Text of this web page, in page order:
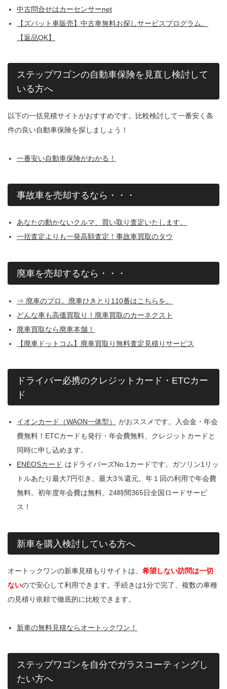
中古問合せはカーセンサーnet
【ズバット車販売】中古車無料お探しサービスプログラム。
【返品OK】
ステップワゴンの自動車保険を見直し検討して
いる方へ
以下の一括見積サイトがおすすめです。比較検討して一番安く条
件の良い自動車保険を探しましょう！
一番安い自動車保険がわかる！
事故車を売却するなら・・・
あなたの動かないクルマ、買い取り査定いたします。
一括査定よりも一発高額査定！事故車買取のタウ
廃車を売却するなら・・・
⇒ 廃車のプロ。廃車ひきとり110番はこちらを。
どんな車も高価買取り！廃車買取のカーネクスト
廃車買取なら廃車本舗！
【廃車ドットコム】廃車買取り無料査定見積りサービス
ドライバー必携のクレジットカード・ETCカー
ド
イオンカード（WAON一体型）
がおススメです。入会金・年会
費無料！ETCカードも発行・年会費無料、クレジットカードと
同時に申し込めます。
ENEOSカード はドライバーズNo.1カードです。ガソリン1リッ
トルあたり最大7円引き。最大3％還元。年１回の利用で年会費
無料。初年度年会費は無料。24時間365日全国ロードサービ
ス！
新車を購入検討している方へ
オートックワンの新車見積もりサイトは、 希望しない訪問は一切
ないので安心して利用できます。手続きは1分で完了、複数の車種
の見積り依頼で徹底的に比較できます。
新車の無料見積ならオートックワン！
ステップワゴンを自分でガラスコーティングし
たい方へ